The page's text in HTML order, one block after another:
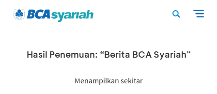
Hasil Penemuan: “Berita BCA Syariah”
Menampilkan sekitar